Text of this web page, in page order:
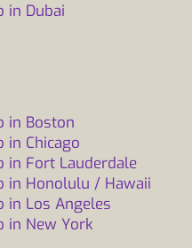
in Dubai
in Boston
in Chicago
in Fort Lauderdale
in Honolulu / Hawaii
in Los Angeles
in New York